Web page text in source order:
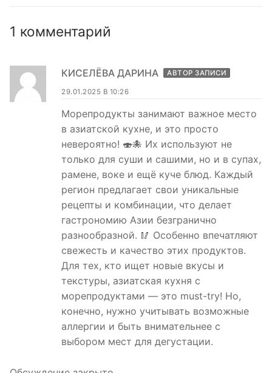
1 комментарий
КИСЕЛЁВА ДАРИНА АВТОР ЗАПИСИ
29.01.2025 В 10:26
Морепродукты занимают важное место
в азиатской кухне, и это просто
невероятно! 🍣🐙 Их используют не
только для суши и сашими, но и в супах,
рамене, воке и ещё куче блюд. Каждый
регион предлагает свои уникальные
рецепты и комбинации, что делает
гастрономию Азии безгранично
разнообразной. 🥢 Особенно впечатляют
свежесть и качество этих продуктов.
Для тех, кто ищет новые вкусы и
текстуры, азиатская кухня с
морепродуктами — это must-try! Но,
конечно, нужно учитывать возможные
аллергии и быть внимательнее с
выбором мест для дегустации.